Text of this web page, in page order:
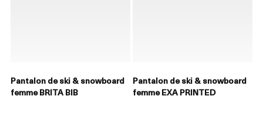
Pantalon de ski & snowboard
femme BRITA BIB
Pantalon de ski & snowboard
femme EXA PRINTED